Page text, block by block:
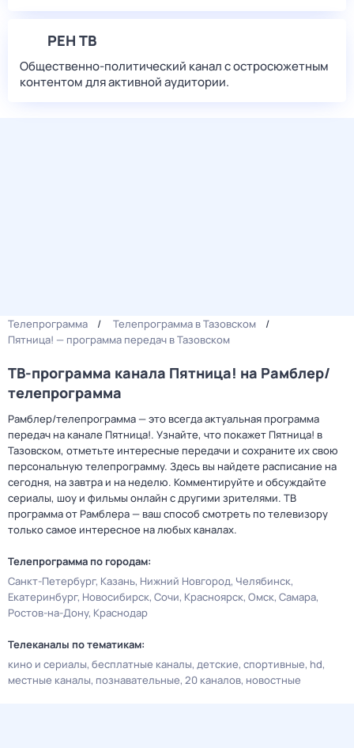
РЕН ТВ
Общественно-политический канал с остросюжетным
контентом для активной аудитории.
Телепрограмма
Телепрограмма в Тазовском
Пятница! — программа передач в Тазовском
ТВ-программа канала Пятница! на Рамблер/
телепрограмма
Рамблер/телепрограмма — это всегда актуальная программа
передач на канале Пятница!. Узнайте, что покажет Пятница! в
Тазовском, отметьте интересные передачи и сохраните их свою
персональную телепрограмму. Здесь вы найдете расписание на
сегодня, на завтра и на неделю. Комментируйте и обсуждайте
сериалы, шоу и фильмы онлайн с другими зрителями. ТВ
программа от Рамблера — ваш способ смотреть по телевизору
только самое интересное на любых каналах.
Телепрограмма по городам:
Санкт-Петербург Казань Нижний Новгород Челябинск
Екатеринбург Новосибирск Сочи Красноярск Омск Самара
Ростов-на-Дону Краснодар
Телеканалы по тематикам:
кино и сериалы бесплатные каналы детские спортивные hd
местные каналы познавательные 20 каналов новостные